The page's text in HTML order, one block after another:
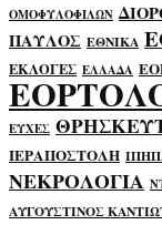
ΟΜΟΦΥΛΟΦΙΛΩΝ
ΠΑΥΛΟΣ ΕΘΝΙΚΑ
ΕΚΛΟΓΕΣ ΕΛΛΑΔΑ
ΕΥΧΕΣ
ΙΕΡΑΠΟΣΤΟΛΗ
ΝΕΚΡΟΛΟΓΙΑ
ΑΥΓΟΥΣΤΙΝΟΣ